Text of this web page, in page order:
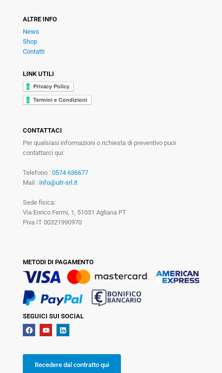
ALTRE INFO
News
Shop
Contatti
LINK UTILI
CONTATTACI
Per qualsiasi informazioni o richiesta di preventivo puoi
contattarci qui:
Telefono : 0574 636677
Mail : info@utr-srl.it
Sede fisica:
Via Enrico Fermi, 1, 51031 Agliana PT
Piva IT 00321990970
METODI DI PAGAMENTO
SEGUICI SUI SOCIAL
Recedere dal contratto qui